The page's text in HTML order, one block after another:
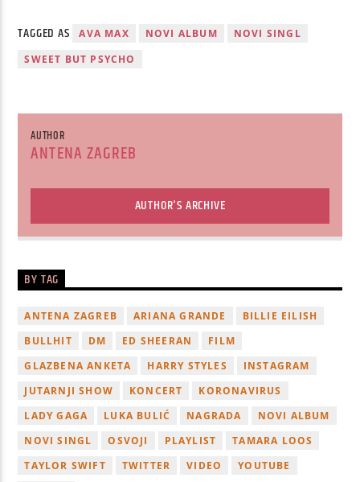
TAGGED AS AVA MAX NOVI ALBUM
NOVI SINGL
SWEET BUT PSYCHO
AUTHOR
ANTENA ZAGREB
AUTHOR'S ARCHIVE
BY TAG
ANTENA ZAGREB ARIANA GRANDE
BILLIE EILISH
BULLHIT
DM ED SHEERAN
FILM
GLAZBENA ANKETA
HARRY STYLES
INSTAGRAM
JUTARNJI SHOW
KONCERT
KORONAVIRUS
LADY GAGA
LUKA BULIĆ NAGRADA
NOVI ALBUM
NOVI SINGL
OSVOJI PLAYLIST
TAMARA LOOS
TAYLOR SWIFT
TWITTER VIDEO
YOUTUBE